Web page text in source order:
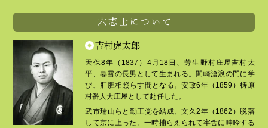
六志士について
吉村虎太郎
天保8年（1837）4月18日、芳生野村庄屋吉村太
平、妻雪の長男として生まれる。間崎滄浪の門に学
び、肝胆相照らす間となる。安政6年（1859）梼原
村番人大庄屋として赴任した。
武市瑞山らと勤王党を結成、文久2年（1862）脱藩
して京に上った。一時捕らえられて牢舎に呻吟する